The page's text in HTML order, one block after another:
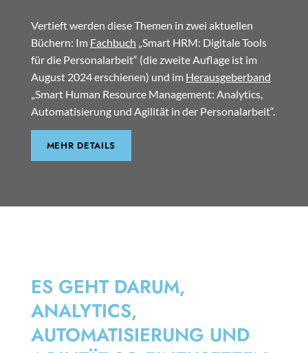
Vertieft werden diese Themen in zwei aktuellen
Büchern: Im Fachbuch „Smart HRM: Digitale Tools
für die Personalarbeit“ (die zweite Auflage ist im
August 2024 erschienen) und im Herausgeberband
„Smart Human Resource Management: Analytics,
Automatisierung und Agilität in der Personalarbeit“.
MEHR DETAILS
ES GEHT DARUM,
ANALYTICS,
AUTOMATISIERUNG UND